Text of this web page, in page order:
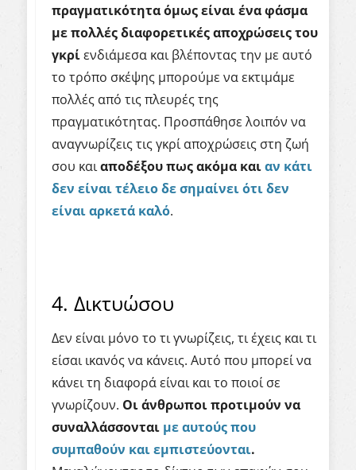
πραγματικότητα όμως είναι ένα φάσμα
με πολλές διαφορετικές αποχρώσεις του
γκρίενδιάμεσα και βλέποντας την με αυτό
το τρόπο σκέψης μπορούμε να εκτιμάμε
πολλές από τις πλευρές της
πραγματικότητας. Προσπάθησε λοιπόν να
αναγνωρίζεις τις γκρί αποχρώσεις στη ζωή
σου καιαποδέξου πως ακόμα καιαν κάτι
δεν είναι τέλειο δε σημαίνει ότι δεν
είναι αρκετά καλό.
4. Δικτυώσου
Δεν είναι μόνο το τι γνωρίζεις, τι έχεις και τι
είσαι ικανός να κάνεις. Αυτό που μπορεί να
κάνει τη διαφορά είναι και το ποιοί σε
γνωρίζουν. Οι άνθρωποι προτιμούν να
συναλλάσσονται με αυτούς που
συμπαθούν και εμπιστεύονται.